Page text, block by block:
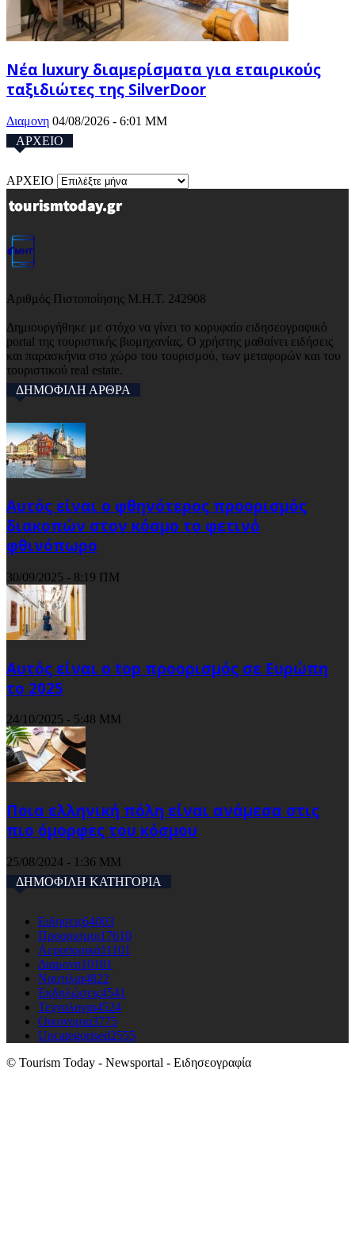
Νέα luxury διαμερίσματα για εταιρικούς
ταξιδιώτες της SilverDoor
Διαμονη 04/08/2026 - 6:01 ΜΜ
ΑΡΧΕΙΟ
ΑΡΧΕΙΟ
Αριθμός Πιστοποίησης Μ.Η.Τ. 242908
Δημιουργήθηκε με στόχο να γίνει το κορυφαίο ειδησεογραφικό
portal της τουριστικής βιομηχανίας. Ο χρήστης μαθαίνει ειδήσεις
και παρασκήνια στο χώρο του τουρισμού, των μεταφορών και του
τουριστικού real estate.
ΔΗΜΟΦΙΛΗ ΑΡΘΡΑ
Αυτός είναι ο φθηνότερος προορισμός
διακοπών στον κόσμο το φετινό
φθινόπωρο
30/09/2025 - 8:19 ΠΜ
Αυτός είναι ο top προορισμός σε Ευρώπη
το 2025
24/10/2025 - 5:48 ΜΜ
Ποια ελληνική πόλη είναι ανάμεσα στις
πιο όμορφες του κόσμου
25/08/2024 - 1:36 ΜΜ
ΔΗΜΟΦΙΛΗ ΚΑΤΗΓΟΡΙΑ
Ειδησεις64003
Προορισμοι17610
Αεροπορικά11101
Διαμονη10181
Ναυτιλια4822
Εκδηλώσεις4541
Τεχνολογια4524
Οικονομια3775
Uncategorised2555
© Tourism Today - Newsportal - Ειδησεογραφία